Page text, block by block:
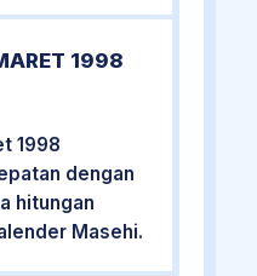
1998
1998
dengan
hitungan
Masehi.